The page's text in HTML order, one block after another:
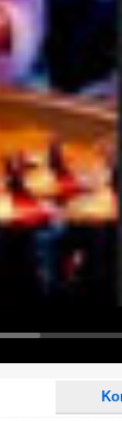
<br>, <strike> und
umgewandelt.
eine E-Mail, wenn